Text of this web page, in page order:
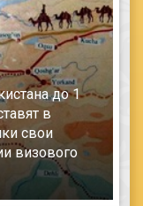
до 1
в
свои
визового